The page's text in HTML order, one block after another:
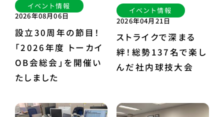
設立30周年の節目！
「2026年度 トーカイ
OB会総会」を開催い
たしました
イベント情報
2026年08月06日
ストライクで深まる
絆！総勢137名で楽し
んだ社内球技大会
イベント情報
2026年04月21日